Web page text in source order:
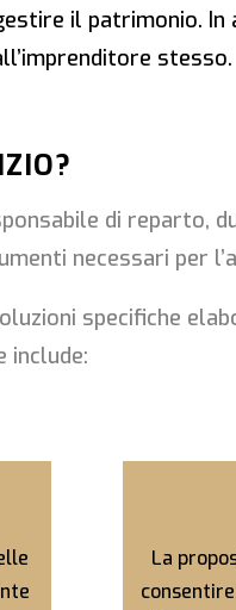
il patrimonio. In
stesso.
di reparto,
necessari per
specifiche
include:
La